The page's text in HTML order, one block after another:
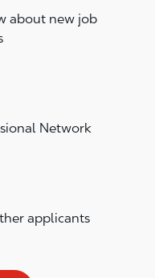
about new job
Network
applicants